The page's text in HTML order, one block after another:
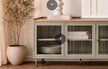
+
+